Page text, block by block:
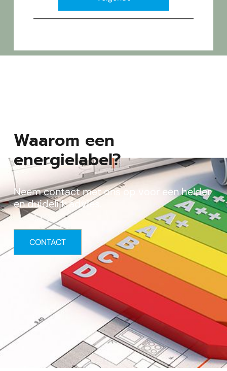
Waarom een
energielabel?
Neem contact met ons op voor een helder
en duidelijk advies.
CONTACT